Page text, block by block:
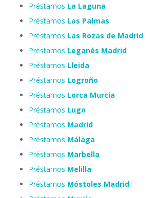
Préstamos La Laguna
Préstamos Las Palmas
Préstamos Las Rozas de Madrid
Préstamos Leganés Madrid
Préstamos Lleida
Préstamos Logroño
Préstamos Lorca Murcia
Préstamos Lugo
Préstamos Madrid
Préstamos Málaga
Préstamos Marbella
Préstamos Melilla
Préstamos Móstoles Madrid